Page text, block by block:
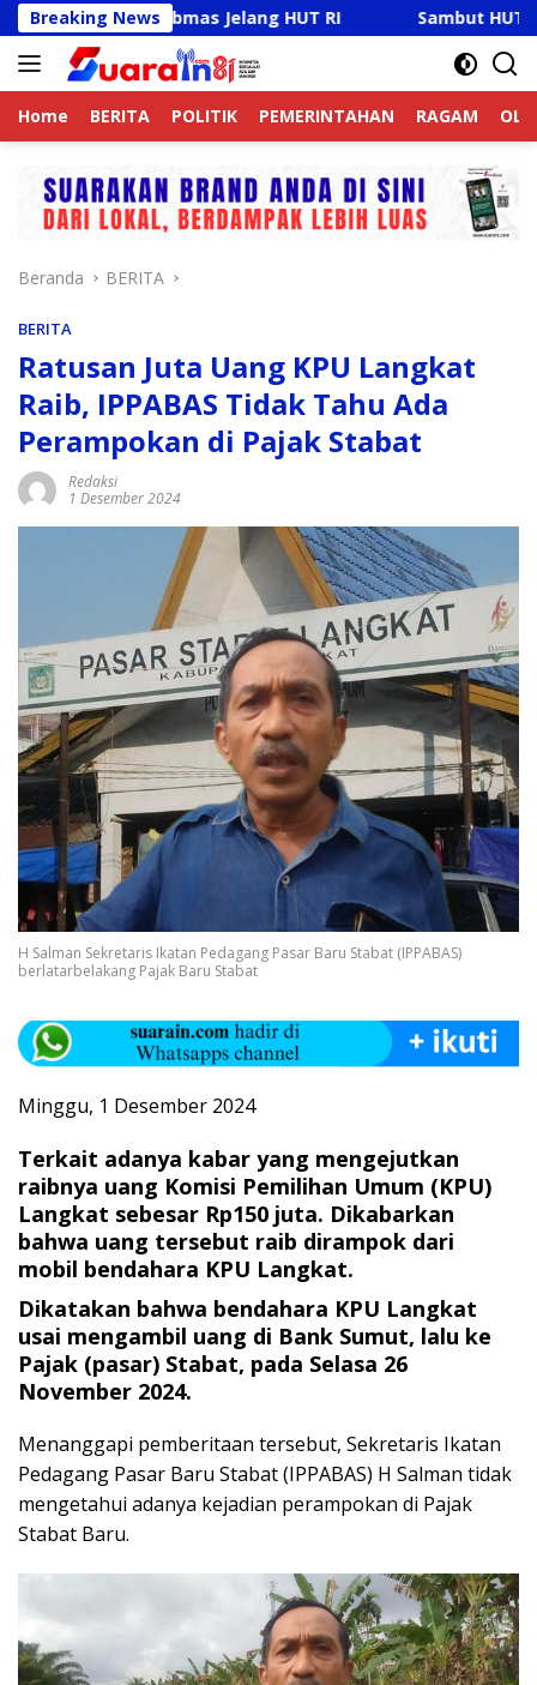
Langsung
ke
konten
Breaking News
Jelang HUT RI Sambut HUT RI Ke-81, Ricky
Home BERITA POLITIK PEMERINTAHAN RAGAM
Beranda BERITA
BERITA
Ratusan Juta Uang KPU Langkat
Raib, IPPABAS Tidak Tahu Ada
Perampokan di Pajak Stabat
Redaksi
1 Desember 2024
H Salman Sekretaris Ikatan Pedagang Pasar Baru Stabat (IPPABAS)
berlatarbelakang Pajak Baru Stabat
Minggu, 1 Desember 2024
Terkait adanya kabar yang mengejutkan
raibnya uang Komisi Pemilihan Umum (KPU)
Langkat sebesar Rp150 juta. Dikabarkan
bahwa uang tersebut raib dirampok dari
mobil bendahara KPU Langkat.
Dikatakan bahwa bendahara KPU Langkat
usai mengambil uang di Bank Sumut, lalu ke
Pajak (pasar) Stabat, pada Selasa 26
November 2024.
Menanggapi pemberitaan tersebut, Sekretaris Ikatan
Pedagang Pasar Baru Stabat (IPPABAS) H Salman tidak
mengetahui adanya kejadian perampokan di Pajak
Stabat Baru.